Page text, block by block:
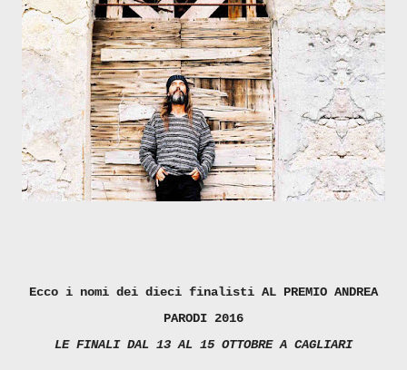
Ecco i nomi dei dieci finalisti AL PREMIO ANDREA
PARODI 2016
LE FINALI DAL 13 AL 15 OTTOBRE A CAGLIARI